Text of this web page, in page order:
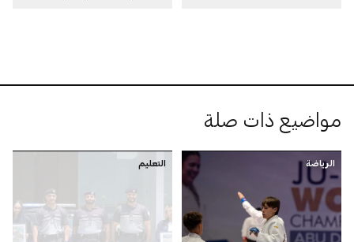
مواضيع ذات صلة
الرياضة التعليم